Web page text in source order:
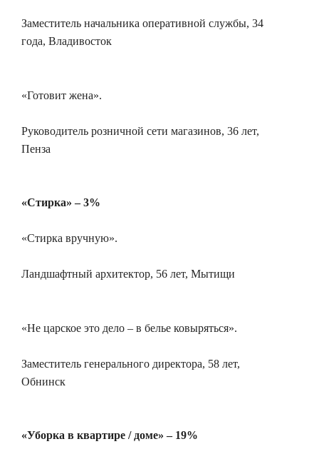
Заместитель начальника оперативной службы, 34
года, Владивосток
«Готовит жена».
Руководитель розничной сети магазинов, 36 лет,
Пенза
«Стирка» – 3%
«Стирка вручную».
Ландшафтный архитектор, 56 лет, Мытищи
«Не царское это дело – в белье ковыряться».
Заместитель генерального директора, 58 лет,
Обнинск
«Уборка в квартире / доме» – 19%